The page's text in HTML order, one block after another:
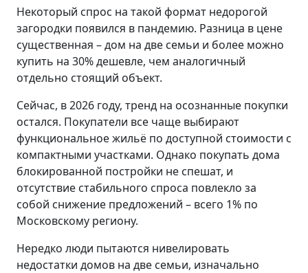
Некоторый спрос на такой формат недорогой
загородки появился в пандемию. Разница в цене
существенная – дом на две семьи и более можно
купить на 30% дешевле, чем аналогичный
отдельно стоящий объект.
Сейчас, в 2026 году, тренд на осознанные покупки
остался. Покупатели все чаще выбирают
функциональное жильё по доступной стоимости с
компактными участками. Однако покупать дома
блокированной постройки не спешат, и
отсутствие стабильного спроса повлекло за
собой снижение предложений – всего 1% по
Московскому региону.
Нередко люди пытаются нивелировать
недостатки домов на две семьи, изначально